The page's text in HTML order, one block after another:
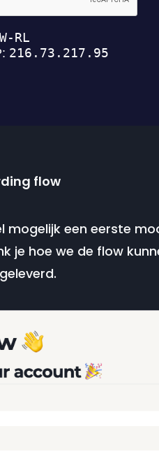
flow
mogelijk een eerste
je hoe we de flow